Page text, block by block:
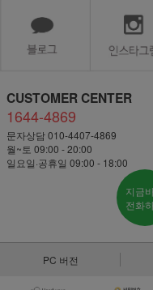
CUSTOMER CENTER
1644-4869
문자상담 010-4407-4869
월~토 09:00 - 20:00
일요일·공휴일 09:00 - 18:00
지금
전화
PC 버전